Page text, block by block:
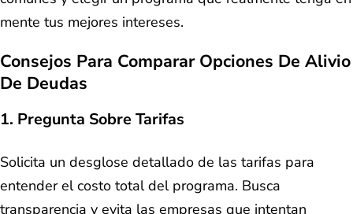
mente tus mejores intereses.
Consejos Para Comparar Opciones De Alivio
De Deudas
1. Pregunta Sobre Tarifas
Solicita un desglose detallado de las tarifas para
entender el costo total del programa. Busca
transparencia y evita las empresas que intentan